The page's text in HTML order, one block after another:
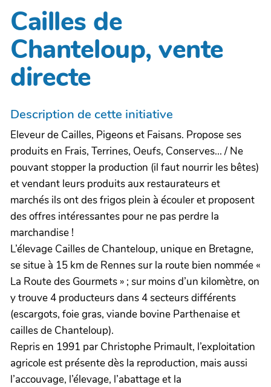
Cailles de
Chanteloup, vente
directe
Description de cette initiative
Eleveur de Cailles, Pigeons et Faisans. Propose ses
produits en Frais, Terrines, Oeufs, Conserves... / Ne
pouvant stopper la production (il faut nourrir les bêtes)
et vendant leurs produits aux restaurateurs et
marchés ils ont des frigos plein à écouler et proposent
des offres intéressantes pour ne pas perdre la
marchandise !
L’élevage Cailles de Chanteloup, unique en Bretagne,
se situe à 15 km de Rennes sur la route bien nommée «
La Route des Gourmets » ; sur moins d’un kilomètre, on
y trouve 4 producteurs dans 4 secteurs différents
(escargots, foie gras, viande bovine Parthenaise et
cailles de Chanteloup).
Repris en 1991 par Christophe Primault, l’exploitation
agricole est présente dès la reproduction, mais aussi
l’accouvage, l’élevage, l’abattage et la